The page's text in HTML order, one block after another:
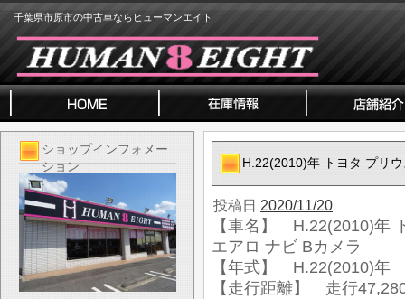
千葉県市原市の中古車ならヒューマンエイト
ショップインフォメー
ション
H.22(2010)年 トヨタ プリ
投稿日 2020/11/20
【車名】 H.22(2010)年
エアロ ナビ Bカメラ
【年式】 H.22(2010)年
【走行距離】 走行